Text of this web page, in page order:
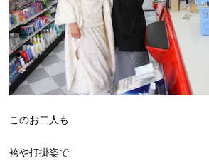
このお二人も
袴や打掛姿で